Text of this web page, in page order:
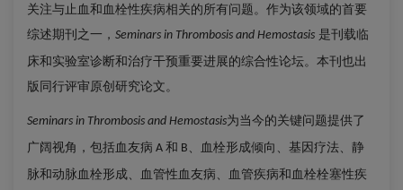
关注与止血和血栓性疾病相关的所有问题。作为该领域的首要
综述期刊之一， Seminars in Thrombosis and Hemostasis 是刊载临
床和实验室诊断和治疗干预重要进展的综合性论坛。本刊也出
版同行评审原创研究论文。
Seminars in Thrombosis and Hemostasis为当今的关键问题提供了
广阔视角，包括血友病 A 和 B 、血栓形成倾向、基因疗法、静
脉和动脉血栓形成、血管性血友病、血管疾病和血栓栓塞性疾